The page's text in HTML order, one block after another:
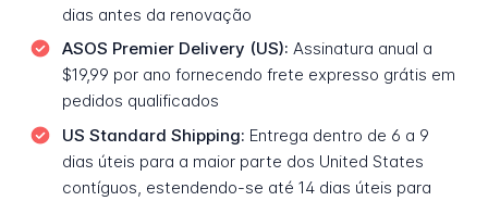
dias antes da renovação
ASOS Premier Delivery (US): Assinatura anual a
$19,99 por ano fornecendo frete expresso grátis em
pedidos qualificados
US Standard Shipping: Entrega dentro de 6 a 9
dias úteis para a maior parte dos United States
contíguos, estendendo-se até 14 dias úteis para